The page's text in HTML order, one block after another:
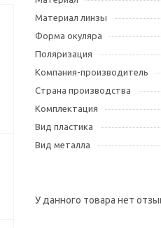
Материал линзы
Форма окуляра
Поляризация
Компания-производитель
Страна производства
Комплектация
Вид пластика
Вид металла
У данного товара нет